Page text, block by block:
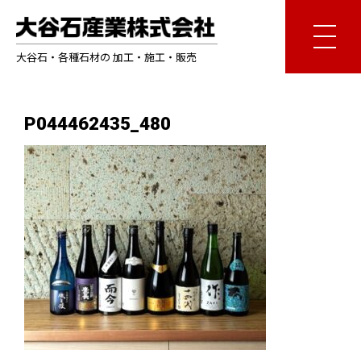
大谷石・各種石材の 加工・施工・販売
P044462435_480